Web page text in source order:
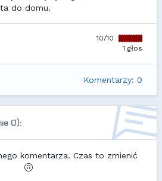
do domu.
10/10
1 głos
Komentarzy: 0
0):
komentarza. Czas to zmienić